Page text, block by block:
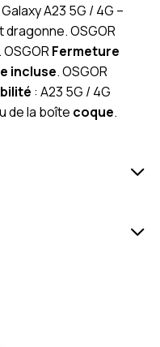
A23 5G / 4G –
OSGOR
. OSGORFermeture
incluse. OSGOR
: A23 5G / 4G
de la boîte coque.